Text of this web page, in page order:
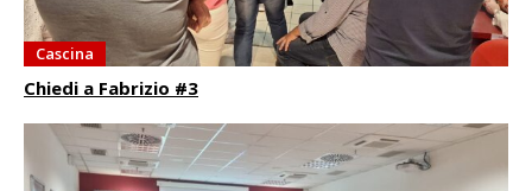
Cascina
Chiedi a Fabrizio #3